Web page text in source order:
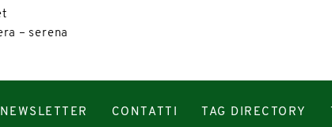
– serena
NEWSLETTER CONTATTI TAG DIRECTORY